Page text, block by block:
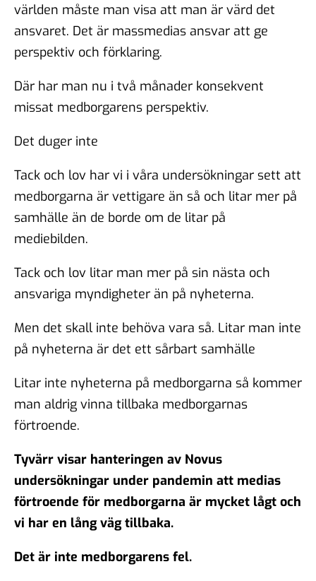
världen måste man visa att man är värd det
ansvaret. Det är massmedias ansvar att ge
perspektiv och förklaring.
Där har man nu i två månader konsekvent
missat medborgarens perspektiv.
Det duger inte
Tack och lov har vi i våra undersökningar sett att
medborgarna är vettigare än så och litar mer på
samhälle än de borde om de litar på
mediebilden.
Tack och lov litar man mer på sin nästa och
ansvariga myndigheter än på nyheterna.
Men det skall inte behöva vara så. Litar man inte
på nyheterna är det ett sårbart samhälle
Litar inte nyheterna på medborgarna så kommer
man aldrig vinna tillbaka medborgarnas
förtroende.
Tyvärr visar hanteringen av Novus
undersökningar under pandemin att medias
förtroende för medborgarna är mycket lågt och
vi har en lång väg tillbaka.
Det är inte medborgarens fel.